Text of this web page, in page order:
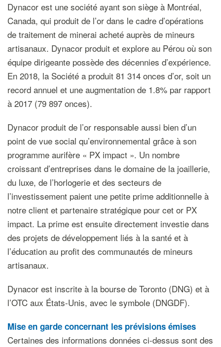
Dynacor est une société ayant son siège à Montréal,
Canada, qui produit de l’or dans le cadre d’opérations
de traitement de minerai acheté auprès de mineurs
artisanaux. Dynacor produit et explore au Pérou où son
équipe dirigeante possède des décennies d’expérience.
En 2018, la Société a produit 81 314 onces d’or, soit un
record annuel et une augmentation de 1.8% par rapport
à 2017 (79 897 onces).
Dynacor produit de l’or responsable aussi bien d’un
point de vue social qu’environnemental grâce à son
programme aurifère « PX impact ». Un nombre
croissant d’entreprises dans le domaine de la joaillerie,
du luxe, de l’horlogerie et des secteurs de
l’investissement paient une petite prime additionnelle à
notre client et partenaire stratégique pour cet or PX
impact. La prime est ensuite directement investie dans
des projets de développement liés à la santé et à
l’éducation au profit des communautés de mineurs
artisanaux.
Dynacor est inscrite à la bourse de Toronto (DNG) et à
l’OTC aux États-Unis, avec le symbole (DNGDF).
Mise en garde concernant les prévisions émises
Certaines des informations données ci-dessus sont des